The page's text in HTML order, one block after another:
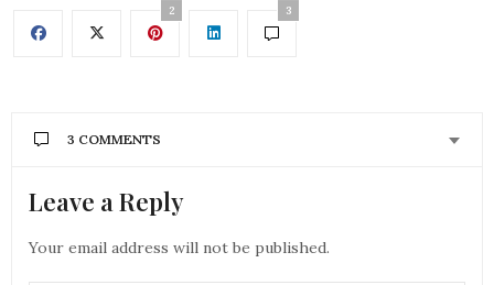
2 3
3 COMMENTS
AUDREY
Coucou
Ce serait des produits qui me plairaient sans doute
!
Des bisous
Leave a Reply
Your email address will not be published.